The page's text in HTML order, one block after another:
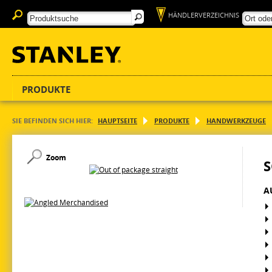
HÄNDLERVERZEICHNIS
PRODUKTE
SIE BEFINDEN SICH HIER: HAUPTSEITE PRODUKTE HANDWERKZEUGE
Zoom